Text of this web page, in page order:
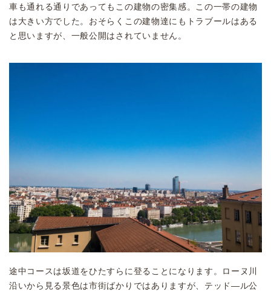
車も通れる通りであってもこの建物の密集感。この一帯の建物
は大きい方でした。おそらくこの建物達にもトラブールはある
と思いますが、一般公開はされていません。
途中コースは坂道をひたすらに登ることになります。ローヌ川
沿いから見る景色は市街ばかりではありますが、テッド―ル公